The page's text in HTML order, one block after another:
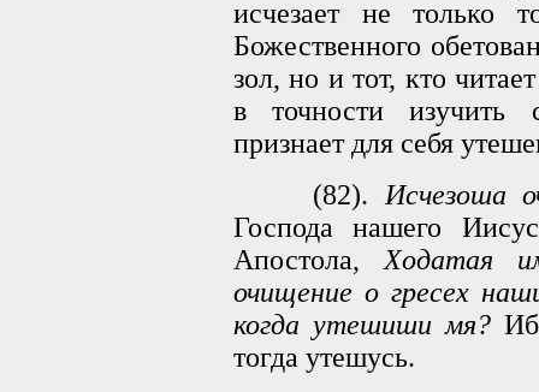
исчезает не только
Божественного
зол, но и тот, кто
в точности изучить
признает для себя
(82). Исчезоша
Господа нашего
Апостола, Ходатая
очищение о гресех
когда утешиши мя?
тогда утешусь.